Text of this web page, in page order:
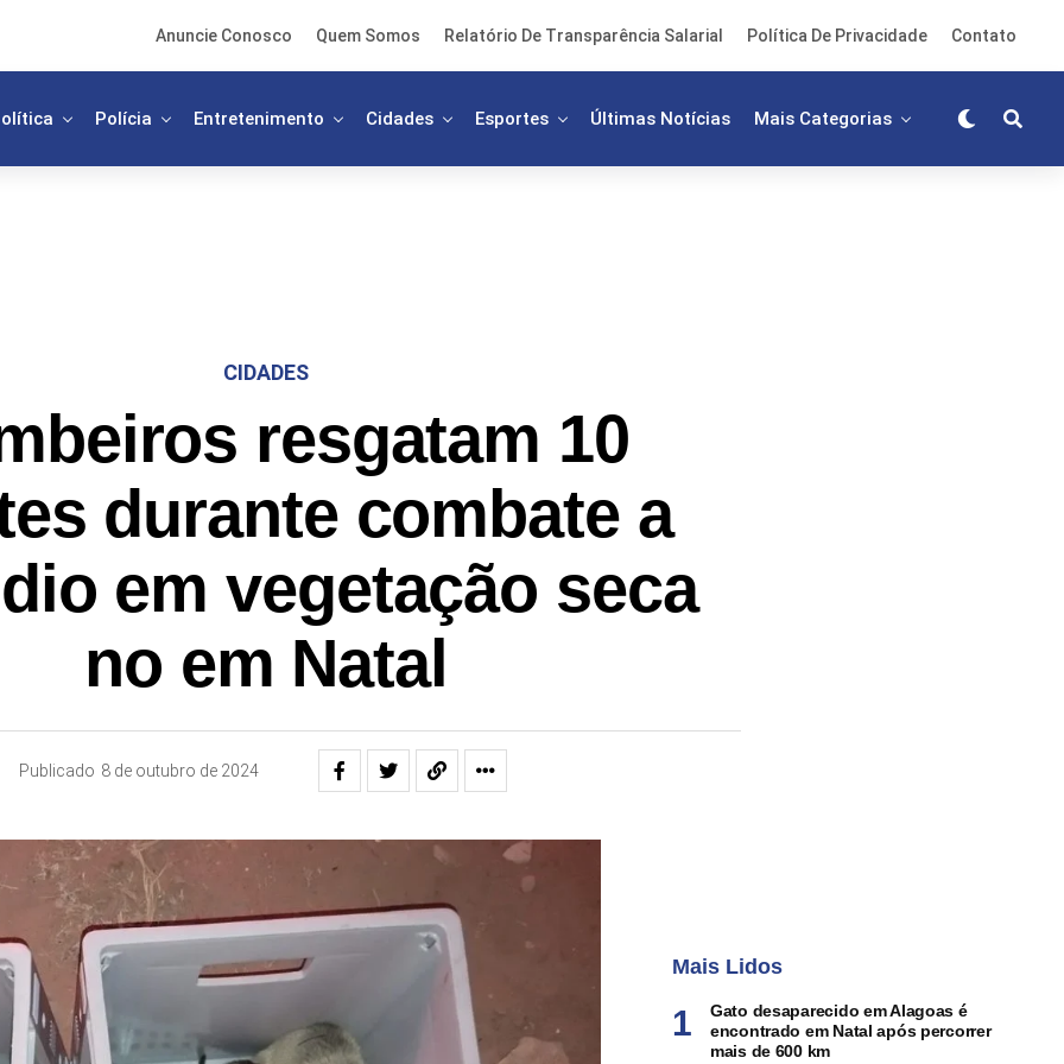
Anuncie Conosco Quem Somos Relatório De Transparência Salarial Política De Privacidade Contato
Polícia Entretenimento Cidades Esportes Últimas Notícias Mais Categorias
CIDADES
resgatam 10
durante combate a
em vegetação seca
no em Natal
Publicado 8 de outubro de 2024
Mais Lidos
Gato desaparecido em Alagoas é
encontrado em Natal após percorrer
mais de 600 km